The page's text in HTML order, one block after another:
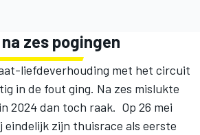
zes pogingen
liefdeverhouding met het circuit
in de fout ging. Na zes mislukte
2024 dan toch raak. Op 26 mei
eindelijk zijn thuisrace als eerste